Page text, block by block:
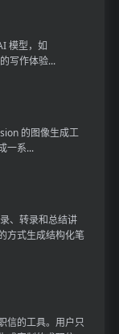
模型，如
写作体验...
的图像生成工
一系...
、转录和总结讲
方式生成结构化笔
信的工具。用户只